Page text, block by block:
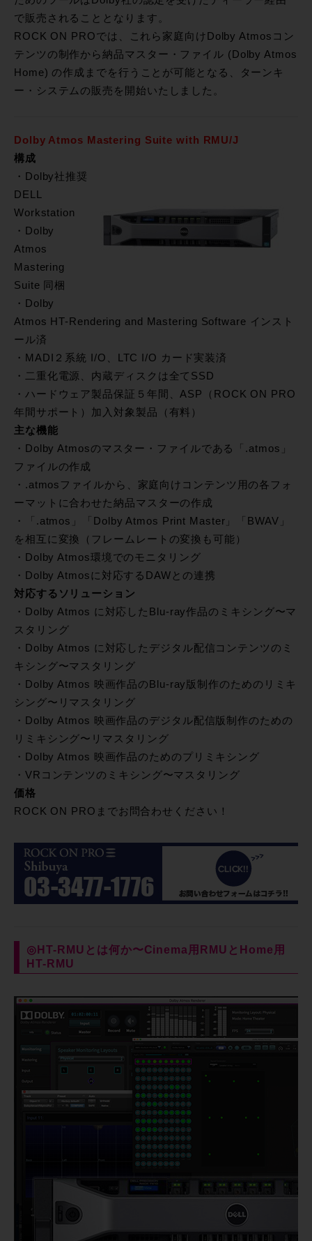
で販売されることとなります。
ROCK ON PROでは、これら家庭向けDolby Atmosコン
テンツの制作から納品マスター・ファイル (Dolby Atmos
Home) の作成までを行うことが可能となる、ターンキ
ー・システムの販売を開始いたしました。
Dolby Atmos Mastering Suite with RMU/J
構成
・Dolby社推奨
DELL
Workstation
・Dolby
Atmos
Mastering
Suite 同梱
・Dolby
Atmos HT-Rendering and Mastering Software インスト
ール済
・MADI２系統 I/O、LTC I/O カード実装済
・二重化電源、内蔵ディスクは全てSSD
・ハードウェア製品保証５年間、ASP（ROCK ON PRO
年間サポート）加入対象製品（有料）
主な機能
・Dolby Atmosのマスター・ファイルである「.atmos」
ファイルの作成
・.atmosファイルから、家庭向けコンテンツ用の各フォ
ーマットに合わせた納品マスターの作成
・「.atmos」「Dolby Atmos Print Master」「BWAV」
を相互に変換（フレームレートの変換も可能）
・Dolby Atmos環境でのモニタリング
・Dolby Atmosに対応するDAWとの連携
対応するソリューション
・Dolby Atmos に対応したBlu-ray作品のミキシング〜マ
スタリング
・Dolby Atmos に対応したデジタル配信コンテンツのミ
キシング〜マスタリング
・Dolby Atmos 映画作品のBlu-ray版制作のためのリミキ
シング〜リマスタリング
・Dolby Atmos 映画作品のデジタル配信版制作のための
リミキシング〜リマスタリング
・Dolby Atmos 映画作品のためのプリミキシング
・VRコンテンツのミキシング〜マスタリング
価格
ROCK ON PROまでお問合わせください！
◎HT-RMUとは何か〜Cinema用RMUとHome用
HT-RMU